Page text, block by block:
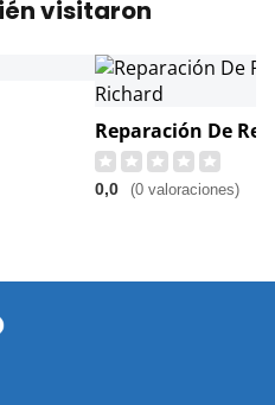
visitaron
0,0 (0 valoraciones)